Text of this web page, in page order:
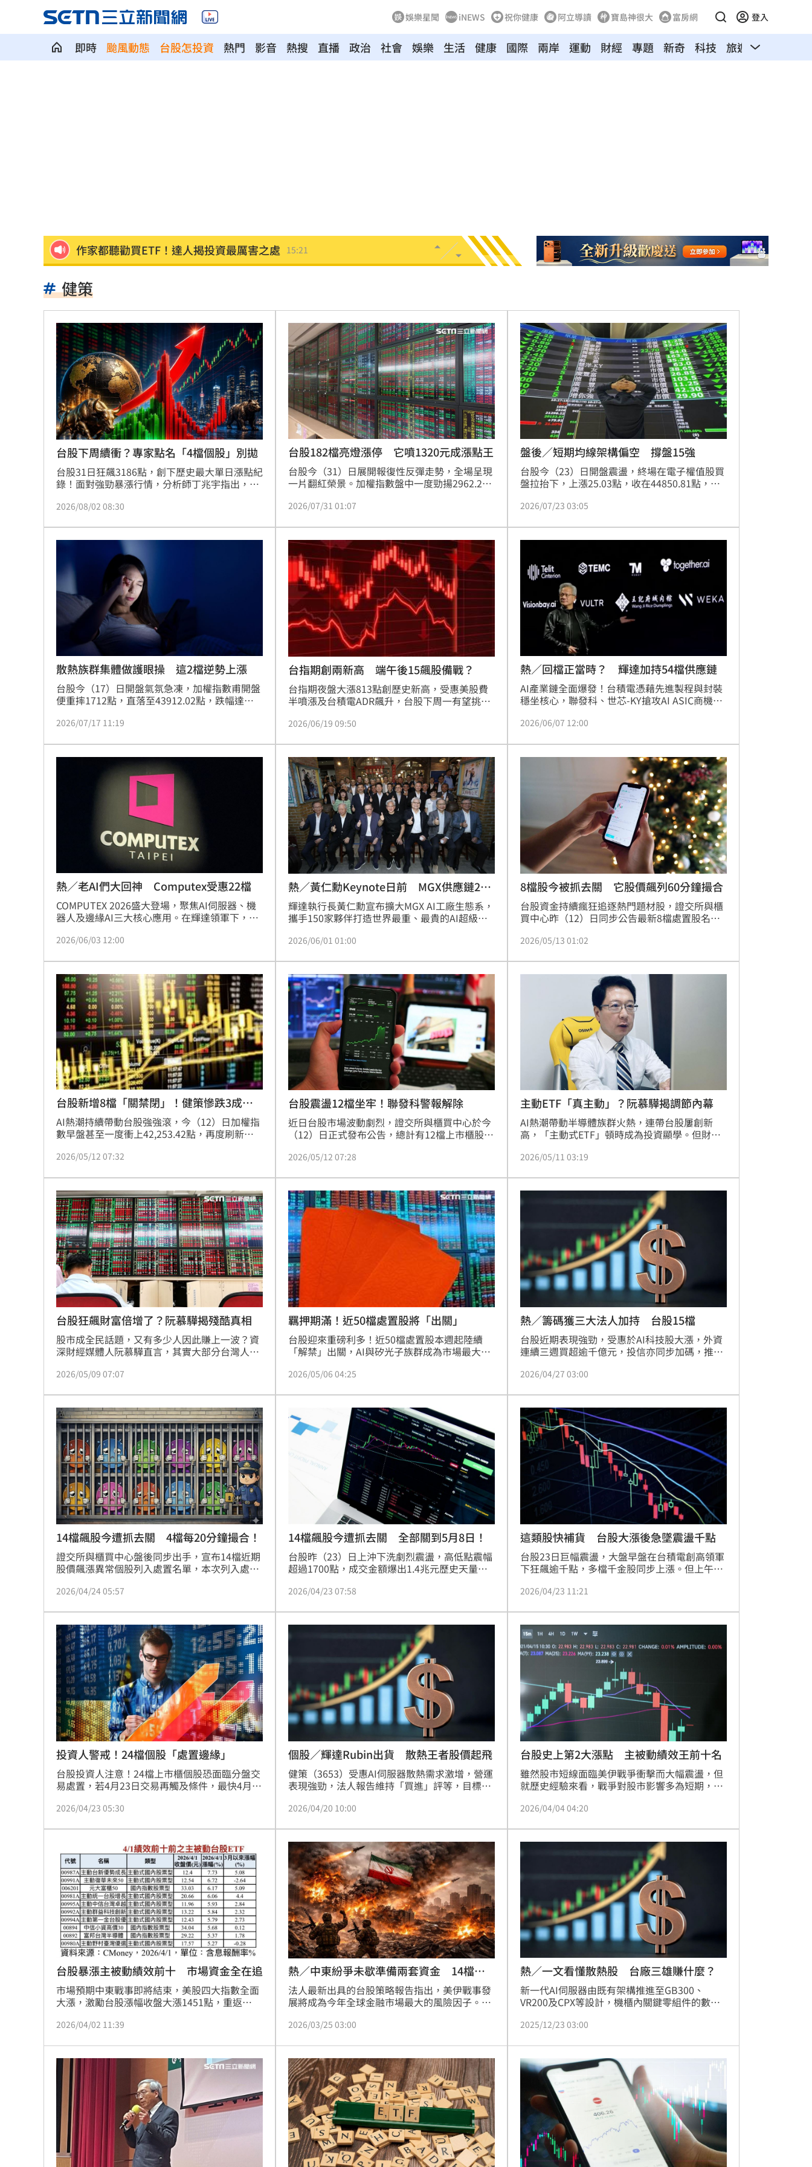
娛樂星聞 iNEWS 祝你健康 阿立導讀 寶島神很大 富房網 登入
即時 颱風動態 台股怎投資 熱門 影音 熱搜 直播 政治 社會 娛樂 生活 健康 國際 兩岸 運動 財經 專題 新奇 科技 旅遊 汽車
作家都聽勸買ETF！達人揭投資最厲害之處 15:21
詐慈濟10億女律也遇詐！借2億蓋天空塔
致癌油風暴延燒 行政院再嗆台中市
昔爆熱戀張凌赫 白鹿工作室突大動作發聲 15:15
暑假3流行病齊發！醫示警：宛如病毒盛宴 15:14
漢光42／畫面曝！模擬敵軍入侵 機砲出動 15:14
模特兒經紀人押走3小模1前同事 北檢起訴 15:13
中國全民玩梗！「竹知了」大戰華為掀熱議 15:13
狄鶯離開台灣散心 孫鵬首度鬆口談近況了 15:09
痛失愛子李智漢 店員一句話讓她當場崩潰 15:08
白營狂打徐佳青出國 她揭僑委會本務開酸 15:04
學者：認為統一後台灣會更好的人該醒了 15:01
荷莫茲海峽可望重啟通航 金價創7週新高 15:00
台灣彩券開獎直播中 20:31
LIVE三立+24小時直播 15:27
三立iNEWS新聞台線上直播
市場到酒場料理！可果美蕃茄醬創無限可能
18:00
油品食安事件引關注 挑選保健食品要注意 13:00
罕病博士彭士齊 輪椅上的生命覺醒！
酷澎「爸氣父親節」國際官方品牌齊聚 11:00
健策
台股下周續衝？專家點名「4檔個股」別拋
台股31日狂飆3186點，創下歷史最大單日漲點紀
錄！面對強勁暴漲行情，分析師丁兆宇指出，下
大」以及「月線與季線的反壓攻防」；至於先前
健策、聯亞、全新及金像電等4檔個股，籌碼與
型態均展現支撐，仍具發揮空間。
2026/08/02 08:30
台股182檔亮燈漲停 它噴1320元成漲點王
台股今（31）日展開報復性反彈走勢，全場呈現
一片翻紅榮景。加權指數盤中一度勁揚2962.22
寫下史上單日漲點最大紀錄；截至12時40分，指
漲幅來到8.01%，暫報43133.86點，共有182檔
個股攻上漲停。在台股全面報喜的氛圍下，個股
表現最為搶眼者，非股王信驊（5274）莫屬，單
日大漲1320元，穩居今日「漲點王」寶座。
2026/07/31 01:07
盤後／短期均線架構偏空 撐盤15強
台股今（23）日開盤震盪，終場在電子權值股買
盤拉抬下，上漲25.03點，收在44850.81點，成
推升原油價格，激勵台塑化、台塑等塑化族群走
光通訊股大漲；AI液冷散熱需求增溫，奇鋐、健
策表現亮眼。此外，國內疫情升溫亦使防疫概念
股走高。法人分析，大盤雖尾盤翻紅顯示低檔有
支撐，但短期均線仍偏空，建議投資人現階段應
以技術性反彈格局看待，操作需保持審慎，並留
意國際地緣政治與美股財報動向。
2026/07/23 03:05
散熱族群集體做護眼操 這2檔逆勢上漲
台股今（17）日開盤氣氛急凍，加權指數甫開盤
便重摔1712點，直落至43912.02點，跌幅達
時44分，指數持續探底，暫報43633.12點，跌點
一片慘澹之際，散熱雙雄奇鋐（3017）、雙鴻
（3324）卻逆勢走揚，在滿螢幕的綠油油中殺出
兩抹紅光，格外吸睛。
2026/07/17 11:19
台指期創兩新高 端午後15飆股備戰？
台指期夜盤大漲813點創歷史新高，受惠美股費
半噴漲及台積電ADR飆升，台股下周一有望挑戰
放量，帶動川湖、奇鋐等供應鏈營運加溫。此
AI新機引發換機潮，法人看好鴻海、廣達等長線
成長機會。投資人應密切關注AI資料中心與新平
台量產進度，掌握這波由硬體升級帶動的全球科
技投資熱潮。
2026/06/19 09:50
熱／回檔正當時？ 輝達加持54檔供應鏈
AI產業鏈全面爆發！台積電憑藉先進製程與封裝
穩坐核心，聯發科、世芯-KY搶攻AI ASIC商機。
電源龍頭台達電受惠於液冷技術與高功率需求。
動營收。此外，所羅門等業者積極布局機器人與
邊緣AI，成為下一波成長動能。投資人應密切關
注半導體、高階零組件及系統組裝等AI受惠族
2026/06/07 12:00
熱／老AI們大回神 Computex受惠22檔
COMPUTEX 2026盛大登場，聚焦AI伺服器、機
器人及邊緣AI三大核心應用。在輝達領軍下，鴻
Rubin Ultra平台。隨功耗提升，雙鴻與健策的液
首設機器人專區，所羅門等廠加速實體AI落地；
輝達更攜手聯發科推出N1X平台，推升AIPC熱
度。相關台廠供應鏈受惠於資本支出擴大，成為
本屆展會最具投資潛力的焦點。
2026/06/03 12:00
熱／黃仁勳Keynote日前 MGX供應鏈21
檔
輝達執行長黃仁勳宣布擴大MGX AI工廠生態系，
攜手150家夥伴打造世界最重、最貴的AI超級電
翻倍。供應鏈名單曝光，涵蓋台積電、鴻海、台
列，鴻海則穩坐整機組裝龍頭。隨著全球雲端服
務商擴大AI支出，這波液冷散熱、電源及系統組
裝等台股AI供應鏈，下半年將迎來強勁的成長動
能。
2026/06/01 01:00
8檔股今被抓去關 它股價飆列60分鐘撮合
台股資金持續瘋狂追逐熱門題材股，證交所與櫃
買中心昨（12）日同步公告最新8檔處置股名
最受市場關注的網通股安瑞-KY（3664），近6個
分鐘撮合」交易；另外散熱股王健策（3653）因
屬第二次處置，再度被列入20分鐘撮合名單。
2026/05/13 01:02
台股新增8檔「關禁閉」！健策慘跌3成入
列
AI熱潮持續帶動台股強強滾，今（12）日加權指
數早盤甚至一度衝上42,253.42點，再度刷新歷
公告新增8檔處置股，當中也包括上週才慘跌逾3
股盈餘9.53元的歷史第三高紀錄，就再度面臨關
禁閉的處置。根據公告，這8檔處置股將自13日
起一路關到5月26日。
2026/05/12 07:32
台股震盪12檔坐牢！聯發科警報解除
近日台股市場波動劇烈，證交所與櫃買中心於今
（12）日正式發布公告，總計有12檔上市櫃股票
日起正式列入「處置股票」。上市部分包含指標
檔；上櫃部分則有華星光、安瑞-KY、竑騰等7
檔。這些個股在處置期間將採取人工撮合，交易
流動性將受到大幅限制，處置期間預計執行至5
月26日為止。
2026/05/12 07:28
主動ETF「真主動」？阮慕驊揭調節內幕
AI熱潮帶動半導體族群火熱，連帶台股屢創新
高，「主動式ETF」頓時成為投資顯學。但財經
動式ETF其實不如外界所想那般「主動」，投資
日潰跌28.4%，但14檔台股主動式ETF，僅3檔出
手調節，扣除2檔未持有健策股票，其餘9檔都選
擇袖手旁觀。
2026/05/11 03:19
台股狂飆財富倍增了？阮慕驊揭殘酷真相
股市成全民話題，又有多少人因此賺上一波？資
深財經媒體人阮慕驊直言，其實大部分台灣人都
人，只是做股市的「旁觀者」。他建議現在身處
和系統化的參與投資。
2026/05/09 07:07
羈押期滿！近50檔處置股將「出關」
台股迎來重磅利多！近50檔處置股本週起陸續
「解禁」出關，AI與矽光子族群成為市場最大亮
軍重獲自由；11日起更有M31、健策、矽力-KY
處置期間籌碼已獲沉澱，隨著交易動能恢復，可
望為盤面再添猛烈柴火。投資人應密切關注量能
與基本面，掌握這波AI半導體供應鏈的出關行情
與投資契機。
2026/05/06 04:25
熱／籌碼獲三大法人加持 台股15檔
台股近期表現強勁，受惠於AI科技股大漲，外資
連續三週買超逾千億元，投信亦同步加碼，推升
股超級財報週，Meta、微軟、蘋果等科技巨頭財
顯AI產業競爭激烈。根據CMoney篩選，聯發
科、緯創、廣達等15檔個股因三月營收創高且獲
法人買超而備受關注，其中AI伺服器與半導體族
群為焦點。然而，指數乖離過大、融資餘額高檔
及外資避險空單，顯示短線震盪風險增高，投資
人應留意盤中波動。
2026/04/27 03:00
14檔飆股今遭抓去關 4檔每20分鐘撮合！
證交所與櫃買中心盤後同步出手，宣布14檔近期
股價飆漲異常個股列入處置名單，本次列入處置
（1711）、三晃 （1721）、晟鈦（3229）、健
（6861）、宇瞻 （8271）、上詮（3363）、晶
呈科（4768）、凱崴電子（5498）、億而得微
電子（6423）、M31（6643）、建暐
（8092）。20分鐘
2026/04/24 05:57
14檔飆股今遭抓去關 全部關到5月8日！
台股昨（23）日上沖下洗劇烈震盪，高低點震幅
超過1700點，成交金額爆出1.4兆元歷史天量，
出手，宣布14檔近期股價飆漲異常個股列入處置
資人追價風險升高。
2026/04/23 07:58
這類股快補貨 台股大漲後急墜震盪千點
台股23日巨幅震盪，大盤早盤在台積電創高領軍
下狂飆逾千點，多檔千金股同步上漲。但上午9
更出現「墜崖式」急殺，高低點振幅達7.7%。盤
6%，半導體、電子零組件等也淪為重災區。法
人示警，短線大盤乖離過大且地緣政治干擾未
歇，預期台股將維持高檔震盪，建議投資人應分
批布局、買黑不買紅，審慎參與AI驅動的波段行
情，並留意風險評估。
2026/04/23 11:21
投資人警戒！24檔個股「處置邊緣」
台股投資人注意！24檔上市櫃個股恐面臨分盤交
易處置，若4月23日交易再觸及條件，最快4月24
詮等高價電子股，以及矽力*-KY、景碩等中高價
機關將依規定實施5或20分鐘不等的撮合處置。
提醒投資人務必審慎評估，留意處置期間可能產
生的流動性風險，避免資金調度受限。此警訊對
市場交投熱絡的個股影響甚鉅，投資決策前應仔
細研究，確保自身權益。
2026/04/23 05:30
個股／輝達Rubin出貨 散熱王者股價起飛
健策（3653）受惠AI伺服器散熱需求激增，營運
表現強勁，法人報告維持「買進」評等，目標價
出貨暢旺，第二季在產品漲價與新一代AI平台需
Rubin均熱片已提前出貨，Feynman晶片具高單
價潛力，預期2027年獲利將翻倍。健策為MI450
晶片均熱片獨家供應商，隨著AI晶片功耗與尺寸
提升，公司穩居產業領導地位，後續營收與獲利
成長動能看好。
2026/04/20 10:00
台股史上第2大漲點 主被動績效王前十名
雖然股市短線面臨美伊戰爭衝擊而大幅震盪，但
就歷史經驗來看，戰爭對股市影響多為短期，日
盤大漲1451點，重返33000點大關之上，創史上
效前十強皆大漲5%以上，其中，台新臺灣優勢
成長主動式ETF基金（00987A）是唯一漲逾
7%，高居主被動ETF績效王。
2026/04/04 04:20
台股暴漲主被動績效前十 市場資金全在追
市場預期中東戰事即將結束，美股四大指數全面
大漲，激勵台股漲幅收盤大漲1451點，重返
台股ETF飆翻天，4/1收盤績效前十強皆大漲5%
（00987A）是唯一漲逾7%，高居主被動ETF績
效王。
2026/04/02 11:39
熱／中東紛爭未歇準備兩套資金 14檔操
作
法人最新出具的台股策略報告指出，美伊戰事發
展將成為今年全球金融市場最大的風險因子。若
元的帶動下，台股指數今年底有望挑戰40000點
資金輪動操作，並點名台達電（2308）、台光電
（2383）、信邦（3023）、台燿（6274）、健
策（3653）、旺矽（6223）、信驊（5274）、
智邦（2345）與川湖（2059）等AI供應鏈，以
及期元大S&amp;P石油（00642U）、期街口布
蘭特正2（00715L）、欣天然（9918）、新海
（9926）、山隆（2616）等能源與防禦型標的
作為搶反彈的焦點。
2026/03/25 03:00
熱／一文看懂散熱股 台廠三雄賺什麼？
新一代AI伺服器由既有架構推進至GB300、
VR200及CPX等設計，機櫃內關鍵零組件的數量
透露，單一機櫃水冷板配置數量由GB300的6片
風扇配置則趨近於零，散熱重心明顯轉向液冷系
統本身，顯示新平台已重新定義機櫃級散熱的結
構與價值分布。
2025/12/23 03:00